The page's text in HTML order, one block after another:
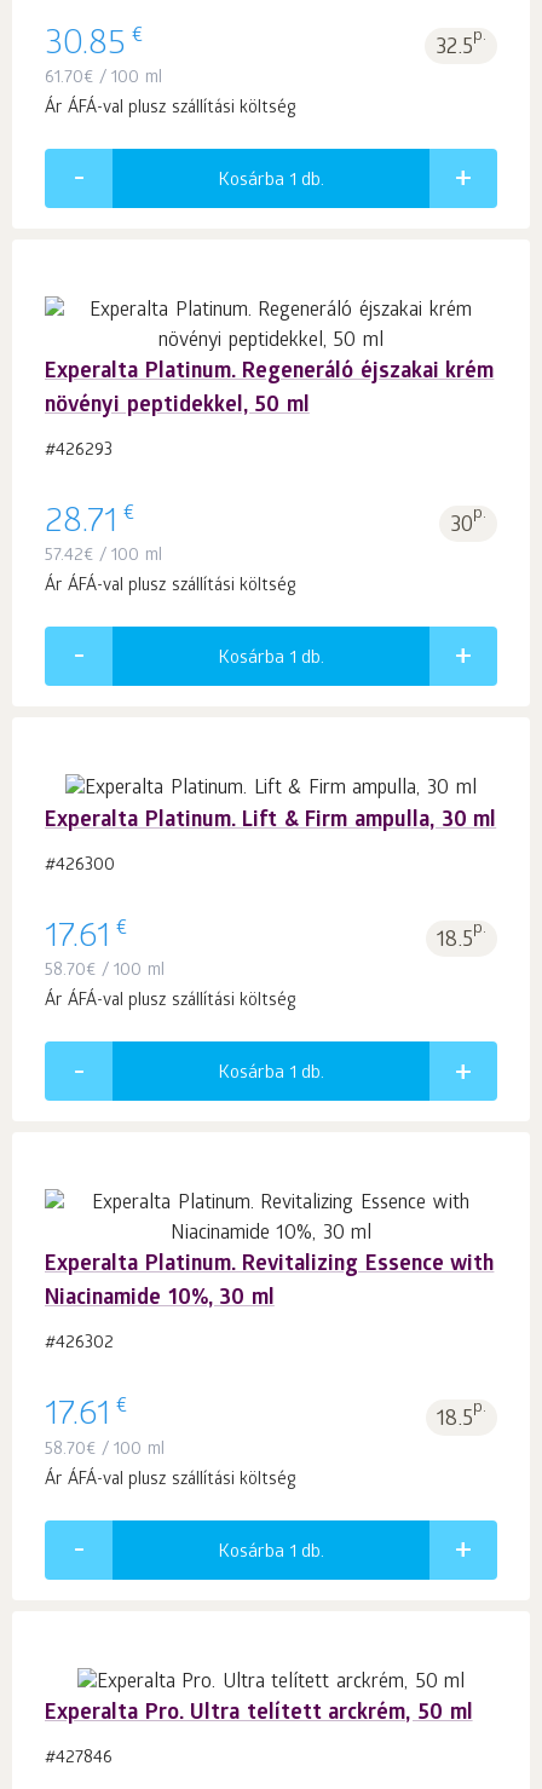
30.85 € 32.5p.
61.70€ / 100 ml
Ár ÁFÁ-val plusz szállítási költség
Kosárba 1 db.
Experalta Platinum. Regeneráló éjszakai krém
növényi peptidekkel, 50 ml
#426293
28.71 € 30p.
57.42€ / 100 ml
Ár ÁFÁ-val plusz szállítási költség
Kosárba 1 db.
Experalta Platinum. Lift & Firm ampulla, 30 ml
#426300
17.61 € 18.5p.
58.70€ / 100 ml
Ár ÁFÁ-val plusz szállítási költség
Kosárba 1 db.
Experalta Platinum. Revitalizing Essence with
Niacinamide 10%, 30 ml
#426302
17.61 € 18.5p.
58.70€ / 100 ml
Ár ÁFÁ-val plusz szállítási költség
Kosárba 1 db.
Experalta Pro. Ultra telített arckrém, 50 ml
#427846